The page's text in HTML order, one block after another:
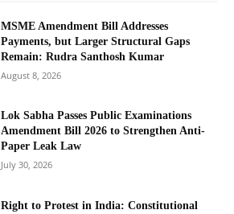
MSME Amendment Bill Addresses
Payments, but Larger Structural Gaps
Remain: Rudra Santhosh Kumar
August 8, 2026
Lok Sabha Passes Public Examinations
Amendment Bill 2026 to Strengthen Anti-
Paper Leak Law
July 30, 2026
Right to Protest in India: Constitutional